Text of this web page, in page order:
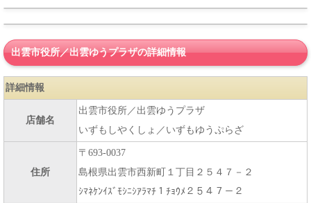
出雲市役所／出雲ゆうプラザの詳細情報
詳細情報
店舗名
出雲市役所／出雲ゆうプラザ
いずもしやくしょ／いずもゆうぷらざ
住所
〒693-0037
島根県出雲市西新町１丁目２５４７－２
ｼﾏﾈｹﾝｲｽﾞﾓｼﾆｼｱﾗﾏﾁ１ﾁｮｳﾒ２５４７－２